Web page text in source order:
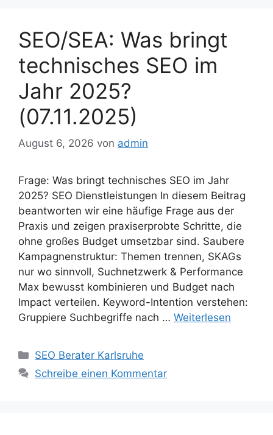
SEO/SEA: Was bringt
technisches SEO im
Jahr 2025?
(07.11.2025)
August 6, 2026 von admin
Frage: Was bringt technisches SEO im Jahr
2025? SEO Dienstleistungen In diesem Beitrag
beantworten wir eine häufige Frage aus der
Praxis und zeigen praxiserprobte Schritte, die
ohne großes Budget umsetzbar sind. Saubere
Kampagnenstruktur: Themen trennen, SKAGs
nur wo sinnvoll, Suchnetzwerk & Performance
Max bewusst kombinieren und Budget nach
Impact verteilen. Keyword-Intention verstehen:
Gruppiere Suchbegriffe nach … Weiterlesen
Kategorien
SEO Berater Karlsruhe
Schreibe einen Kommentar